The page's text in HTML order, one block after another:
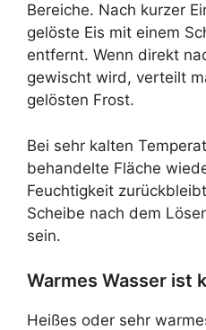
Bereiche. Nach kurzer
gelöste Eis mit einem
entfernt. Wenn direkt
gewischt wird, verteilt
gelösten Frost.
Bei sehr kalten
behandelte Fläche
Feuchtigkeit
Scheibe nach dem
sein.
Warmes Wasser ist
Heißes oder sehr